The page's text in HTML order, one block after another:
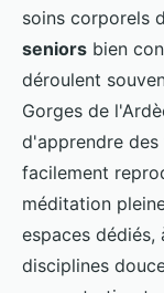
soins corporels
seniors bien
déroulent
Gorges de
d'apprendre
facilement
méditation
espaces dédiés,
disciplines